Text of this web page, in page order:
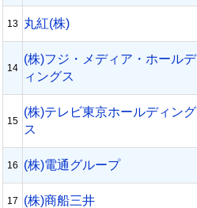
13 丸紅(株)
14
(株)フジ・メディア・ホールデ
ィングス
15
(株)テレビ東京ホールディング
ス
16 (株)電通グループ
17 (株)商船三井